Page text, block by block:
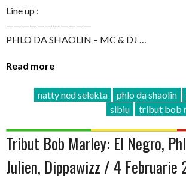
Line up :
———————————
PHLO DA SHAOLIN – MC & DJ …
Read more
natty ned selekta phlo da shaolin
sibiu
tribut bob
Tribut Bob Marley: El Negro,
Julien, Dippawizz / 4 Februarie